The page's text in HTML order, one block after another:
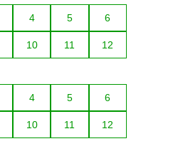
4 5 6
10 11 12
4 5 6
10 11 12